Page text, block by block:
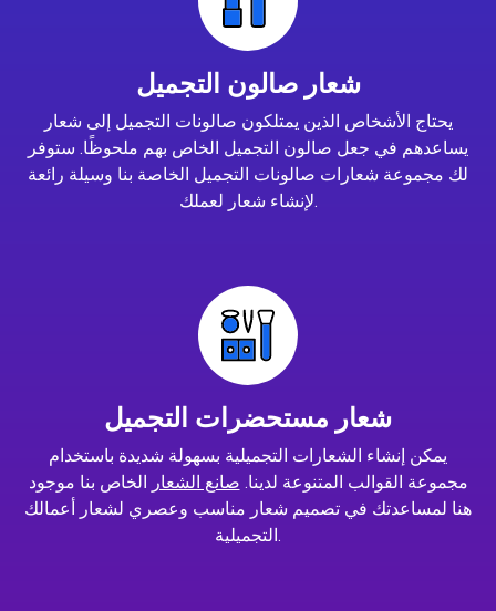
شعار صالون التجميل
يحتاج الأشخاص الذين يمتلكون صالونات التجميل إلى شعار
يساعدهم في جعل صالون التجميل الخاص بهم ملحوظًا. ستوفر
لك مجموعة شعارات صالونات التجميل الخاصة بنا وسيلة رائعة
لإنشاء شعار لعملك.
شعار مستحضرات التجميل
يمكن إنشاء الشعارات التجميلية بسهولة شديدة باستخدام
مجموعة القوالب المتنوعة لدينا. صانع الشعار الخاص بنا موجود
هنا لمساعدتك في تصميم شعار مناسب وعصري لشعار أعمالك
التجميلية.